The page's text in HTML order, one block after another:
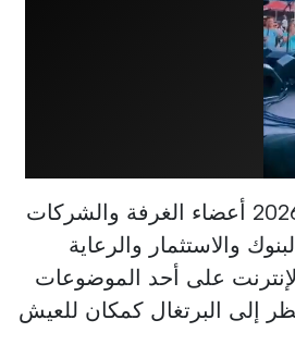
ستجمع سلسلة الندوات الإلكترونية الصيفية لعام 2026 أعضاء الغرفة والشركات
والاستثمار والرعاية
على أحد الموضوعات
إلى البرتغال كمكان للعيش